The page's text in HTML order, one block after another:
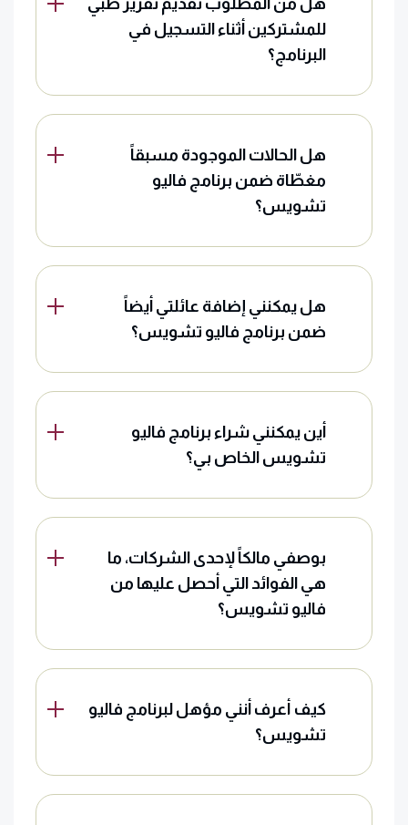
هل من المطلوب تقديم تقرير طبي
للمشتركين أثناء التسجيل في
البرنامج؟
هل الحالات الموجودة مسبقاً
مغطّاة ضمن برنامج فاليو
تشويس؟
هل يمكنني إضافة عائلتي أيضاً
ضمن برنامج فاليو تشويس؟
أين يمكنني شراء برنامج فاليو
تشويس الخاص بي؟
بوصفي مالكاً لإحدى الشركات، ما
هي الفوائد التي أحصل عليها من
فاليو تشويس؟
كيف أعرف أنني مؤهل لبرنامج فاليو
تشويس؟